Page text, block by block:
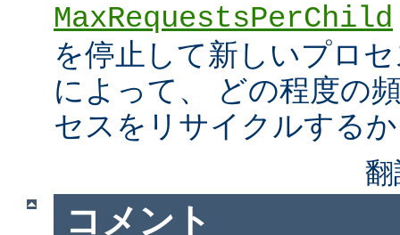
MaxRequestsPerChild
を停止して新しいプロ
によって、 どの程度の
セスをリサイクルする
コメント